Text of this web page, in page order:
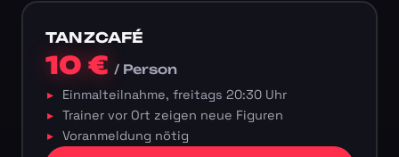
TANZCAFÉ
10 €/ Person
Einmalteilnahme, freitags 20:30 Uhr
Trainer vor Ort zeigen neue Figuren
Voranmeldung nötig